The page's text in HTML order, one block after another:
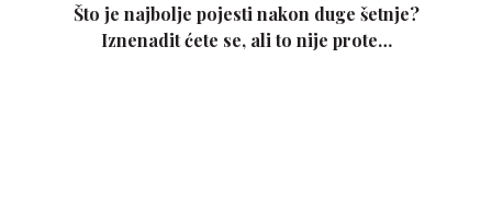
Što je najbolje pojesti nakon duge šetnje?
Iznenadit ćete se, ali to nije prote…